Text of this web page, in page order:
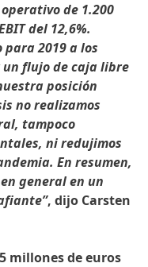
de 1.200
del 12,6%.
2019 a los
flujo de caja libre
posición
no realizamos
tampoco
ni redujimos
En resumen,
general en un
, dijo Carsten
millones de euros